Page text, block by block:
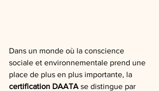
Dans un monde où la conscience
sociale et environnementale prend une
place de plus en plus importante, la
certification DAATA se distingue par